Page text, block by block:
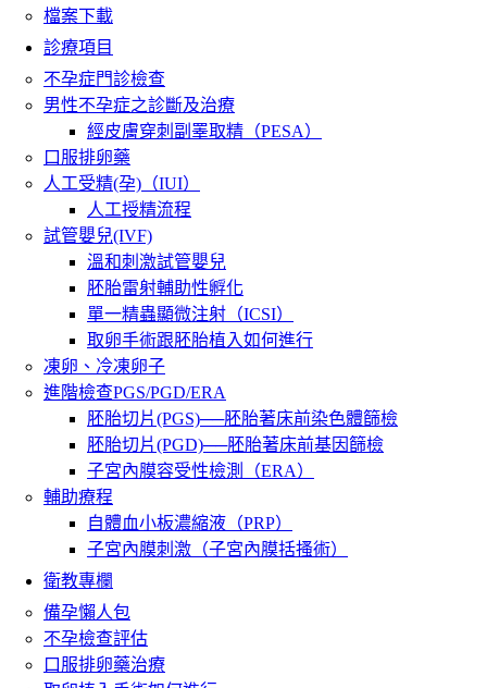
檔案下載
診療項目
不孕症門診檢查
男性不孕症之診斷及治療
經皮膚穿刺副睪取精（PESA）
口服排卵藥
人工受精(孕)（IUI）
人工授精流程
試管嬰兒(IVF)
溫和刺激試管嬰兒
胚胎雷射輔助性孵化
單一精蟲顯微注射（ICSI）
取卵手術跟胚胎植入如何進行
凍卵、冷凍卵子
進階檢查PGS/PGD/ERA
胚胎切片(PGS)──胚胎著床前染色體篩檢
胚胎切片(PGD)──胚胎著床前基因篩檢
子宮內膜容受性檢測（ERA）
輔助療程
自體血小板濃縮液（PRP）
子宮內膜刺激（子宮內膜括搔術）
衛教專欄
備孕懶人包
不孕檢查評估
口服排卵藥治療